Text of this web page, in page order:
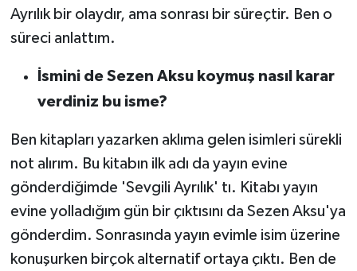
Ayrılık bir olaydır, ama sonrası bir süreçtir. Ben o
süreci anlattım.
İsmini de Sezen Aksu koymuş nasıl karar
verdiniz bu isme?
Ben kitapları yazarken aklıma gelen isimleri sürekli
not alırım. Bu kitabın ilk adı da yayın evine
gönderdiğimde 'Sevgili Ayrılık' tı. Kitabı yayın
evine yolladığım gün bir çıktısını da Sezen Aksu'ya
gönderdim. Sonrasında yayın evimle isim üzerine
konuşurken birçok alternatif ortaya çıktı. Ben de